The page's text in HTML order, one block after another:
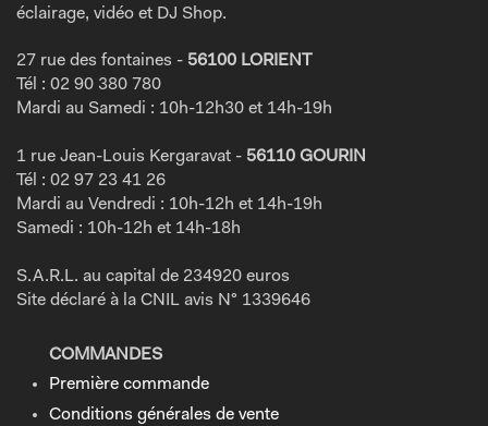
éclairage, vidéo et DJ Shop.
27 rue des fontaines - 56100 LORIENT
Tél : 02 90 380 780
Mardi au Samedi : 10h-12h30 et 14h-19h
1 rue Jean-Louis Kergaravat - 56110 GOURIN
Tél : 02 97 23 41 26
Mardi au Vendredi : 10h-12h et 14h-19h
Samedi : 10h-12h et 14h-18h
S.A.R.L. au capital de 234920 euros
Site déclaré à la CNIL avis N° 1339646
COMMANDES
Première commande
Conditions générales de vente